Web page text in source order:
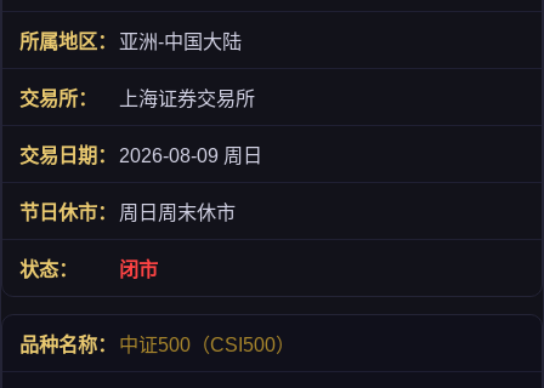
亚洲-中国大陆
上海证券交易所
2026-08-09 周日
周日周末休市
闭市
中证500（CSI500）